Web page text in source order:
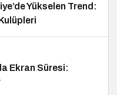
Yükselen Trend:
Ekran Süresi: